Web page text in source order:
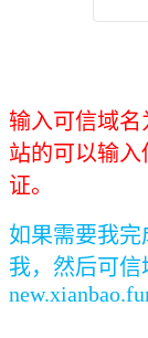
输入可信域
站的可以输
证。
如果需要我
我，然后可信